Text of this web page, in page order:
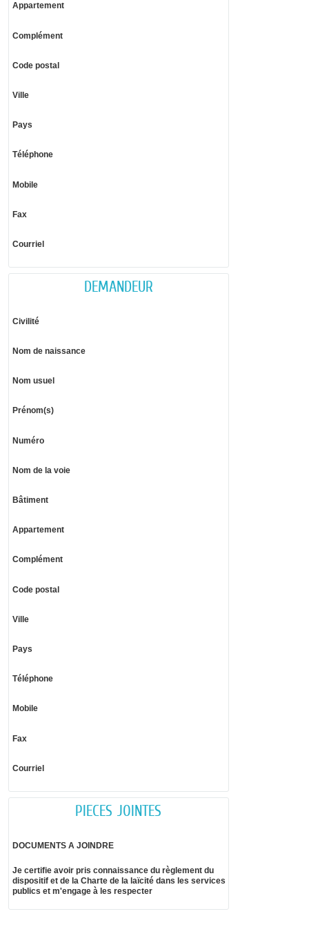
Appartement
Complément
Code postal
Ville
Pays
Téléphone
Mobile
Fax
Courriel
DEMANDEUR
Civilité
Nom de naissance
Nom usuel
Prénom(s)
Numéro
Nom de la voie
Bâtiment
Appartement
Complément
Code postal
Ville
Pays
Téléphone
Mobile
Fax
Courriel
PIECES JOINTES
DOCUMENTS A JOINDRE
Je certifie avoir pris connaissance du règlement du
dispositif et de la Charte de la laïcité dans les services
publics et m'engage à les respecter